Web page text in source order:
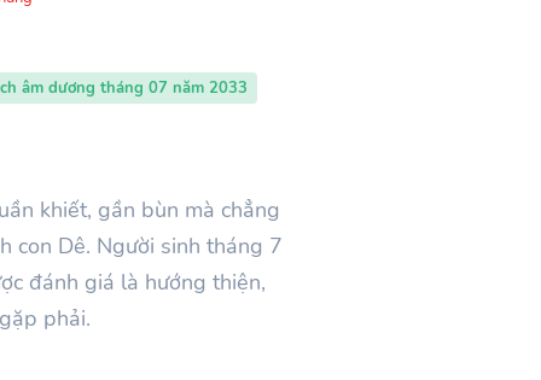
âm dương tháng 07 năm 2033
khiết, gần bùn mà chẳng
con Dê. Người sinh tháng 7
đánh giá là hướng thiện,
phải.